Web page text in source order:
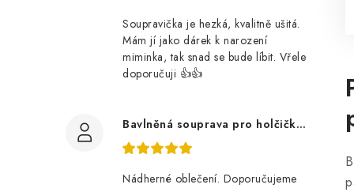
Soupravička je hezká, kvalitně ušitá.
Mám jí jako dárek k narození
miminka, tak snad se bude líbit. Vřele
doporučuji 👍👍
Bavlněná souprava pro holčičku, tmavé květy
Nádherné oblečení. Doporučujeme